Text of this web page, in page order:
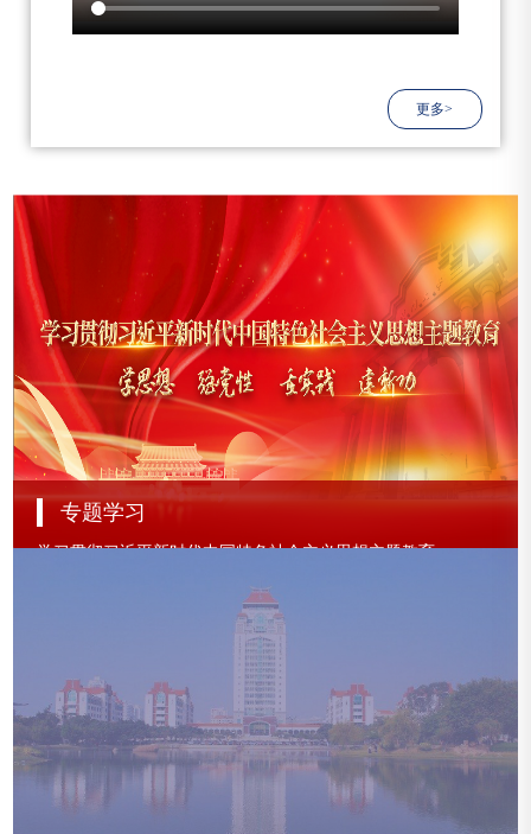
更多>
专题学习
学习贯彻习近平新时代中国特色社会主义思想主题教育